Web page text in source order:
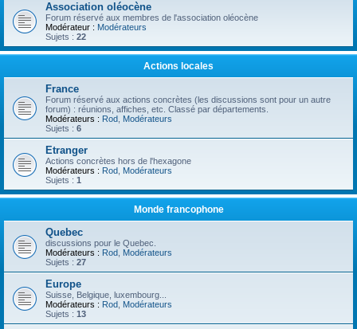
Association oléocène
Forum réservé aux membres de l'association oléocène
Modérateur : Modérateurs
Sujets : 22
Actions locales
France
Forum réservé aux actions concrètes (les discussions sont pour un autre
forum) : réunions, affiches, etc. Classé par départements.
Modérateurs : Rod Modérateurs
Sujets : 6
Etranger
Actions concrètes hors de l'hexagone
Modérateurs : Rod Modérateurs
Sujets : 1
Monde francophone
Quebec
discussions pour le Quebec.
Modérateurs : Rod Modérateurs
Sujets : 27
Europe
Suisse, Belgique, luxembourg...
Modérateurs : Rod Modérateurs
Sujets : 13